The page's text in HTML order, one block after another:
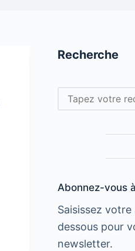
Recherche
Rechercher
Abonnez-vous
Saisissez
dessous pour
newsletter.